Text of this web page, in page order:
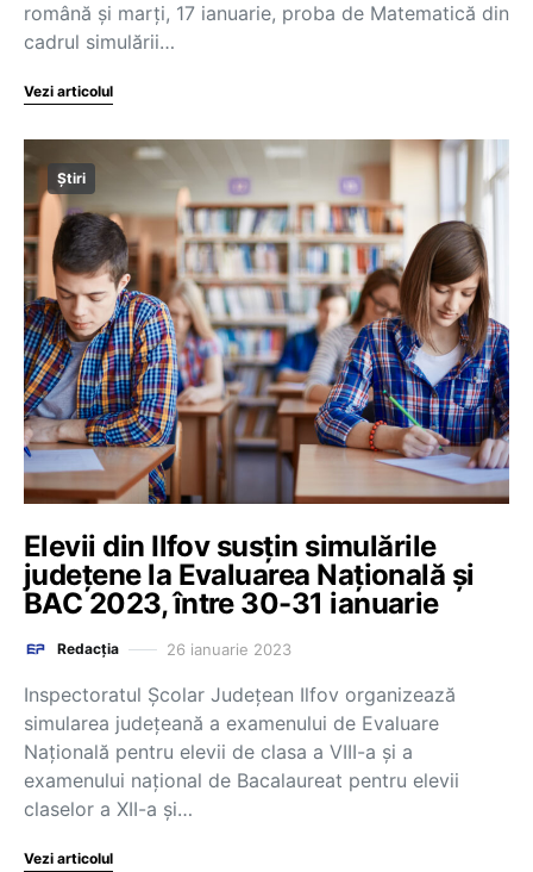
română și marți, 17 ianuarie, proba de Matematică din
cadrul simulării…
Vezi articolul
Știri
Elevii din Ilfov susțin simulările
județene la Evaluarea Națională și
BAC 2023, între 30-31 ianuarie
Redacția 26 ianuarie 2023
Inspectoratul Şcolar Judeţean Ilfov organizează
simularea judeţeană a examenului de Evaluare
Naţională pentru elevii de clasa a VIII-a şi a
examenului naţional de Bacalaureat pentru elevii
claselor a XII-a şi…
Vezi articolul